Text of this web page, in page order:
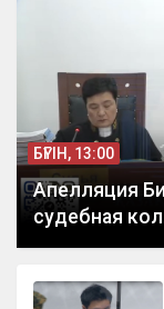
БҮГІН, 13:00
Апелляция
судебная